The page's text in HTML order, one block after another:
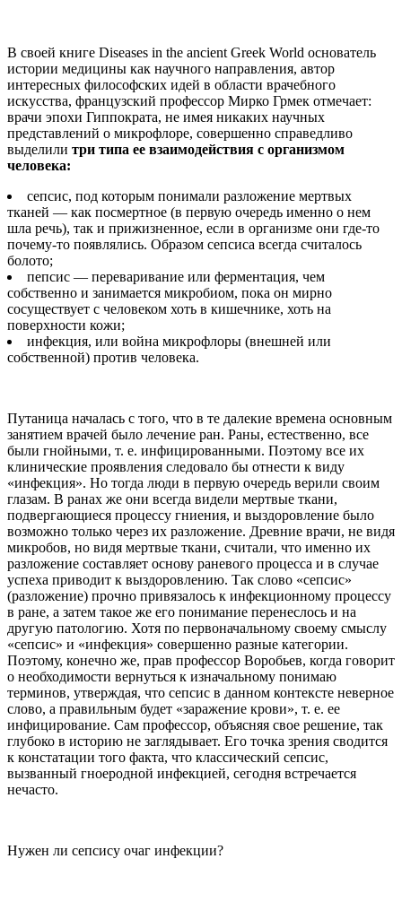
В своей книге Diseases in the ancient Greek World основатель
истории медицины как научного направления, автор
интересных философских идей в области врачебного
искусства, французский профессор Мирко Грмек отмечает:
врачи эпохи Гиппократа, не имея никаких научных
представлений о микрофлоре, совершенно справедливо
выделили три типа ее взаимодействия с организмом
человека:
сепсис, под которым понимали разложение мертвых
тканей — как посмертное (в первую очередь именно о нем
шла речь), так и прижизненное, если в организме они где-то
почему-то появлялись. Образом сепсиса всегда считалось
болото;
пепсис — переваривание или ферментация, чем
собственно и занимается микробиом, пока он мирно
сосуществует с человеком хоть в кишечнике, хоть на
поверхности кожи;
инфекция, или война микрофлоры (внешней или
собственной) против человека.
Путаница началась с того, что в те далекие времена основным
занятием врачей было лечение ран. Раны, естественно, все
были гнойными, т. е. инфицированными. Поэтому все их
клинические проявления следовало бы отнести к виду
«инфекция». Но тогда люди в первую очередь верили своим
глазам. В ранах же они всегда видели мертвые ткани,
подвергающиеся процессу гниения, и выздоровление было
возможно только через их разложение. Древние врачи, не видя
микробов, но видя мертвые ткани, считали, что именно их
разложение составляет основу раневого процесса и в случае
успеха приводит к выздоровлению. Так слово «сепсис»
(разложение) прочно привязалось к инфекционному процессу
в ране, а затем такое же его понимание перенеслось и на
другую патологию. Хотя по первоначальному своему смыслу
«сепсис» и «инфекция» совершенно разные категории.
Поэтому, конечно же, прав профессор Воробьев, когда говорит
о необходимости вернуться к изначальному понимаю
терминов, утверждая, что сепсис в данном контексте неверное
слово, а правильным будет «заражение крови», т. е. ее
инфицирование. Сам профессор, объясняя свое решение, так
глубоко в историю не заглядывает. Его точка зрения сводится
к констатации того факта, что классический сепсис,
вызванный гноеродной инфекцией, сегодня встречается
нечасто.
Нужен ли сепсису очаг инфекции?